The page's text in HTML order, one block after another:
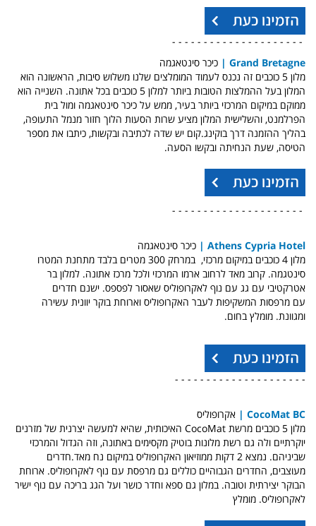
- - - - - - - - - - - - - - - - - - - - -
Grand Bretagne |
כיכר סינטאגמה
מלון 5 כוכבים זה נכנס לעמוד המומלצים שלנו משלוש סיבות, הראשונה הוא
המלון בעל ההמלצות הטובות ביותר למלון 5 כוכבים בכל אתונה. השנייה הוא
ממוקם במיקום המרכזי ביותר בעיר, ממש על כיכר סינטאגמה ומול בית
הפרלמנט, והשלישית המלון מציע שרות הסעות הלוך חזור מנמל התעופה,
בהליך ההזמנה דרך בוקינג.קום יש שדה לכתיבה ובקשות, כיתבו את מספר
הטיסה, שעת הנחיתה ובקשו הסעה.
- - - - - - - - - - - - - - - - - - - - -
Athens Cypria Hotel |
כיכר סינטאגמה
מלון 4 כוכבים במיקום מרכזי, במרחק 300 מטרים בלבד מתחנת המטרו
סינטגמה. קרוב מאד לרחוב ארמו המרכזי ולכל מרכז אתונה. למלון בר
אטרקטיבי עם גג עם נוף לאקרופוליס שאסור לפספס. ישנם חדרים
עם מרפסות המשקיפות לעבר האקרופוליס וארוחת בוקר יוונית עשירה
ומגוונת. מומלץ בחום.
- - - - - - - - - - - - - - - - - - - - -
CocoMat BC
| אקרופוליס
מלון 5 כוכבים מרשת CocoMat האיכותית, שהיא למעשה יצרנית של מזרנים
יוקרתיים ולה גם רשת מלונות בוטיק מקסימים באתונה, וזה הגדול והמרכזי
שביניהם. נמצא 2 דקות ממוזיאון האקרופוליס במיקום נח מאד.חדרים
מעוצבים, החדרים הגבוהיים כוללים גם מרפסת עם נוף לאקרופוליס. ארוחת
הבוקר יצירתית וטובה. במלון גם ספא וחדר כושר ועל הגג בריכה עם נוף ישיר
לאקרופוליס. מומלץ